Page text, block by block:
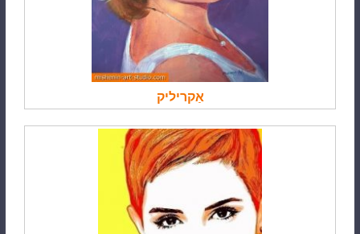
אַקריליק